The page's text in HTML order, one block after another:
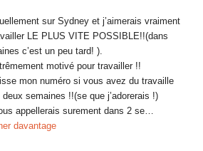
sur Sydney et j’aimerais vraiment
LE PLUS VITE POSSIBLE!!(dans
c’est un peu tard! ).
motivé pour travailler !!
mon numéro si vous avez du travaille
semaines !!(se que j’adorerais !)
appellerais surement dans 2 se…
davantage